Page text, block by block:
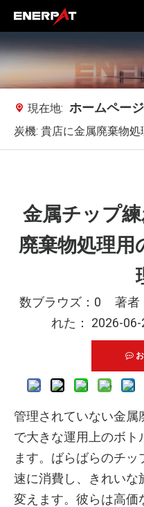
現在地: ホームページ
炭機: 貴店に金属廃棄物
金属チップ
廃棄物処理用
数ブラウズ： 0 著者
れた： 2026-
管理されていない金属
で大きな運用上のボト
ます。ばらばらのチ
速に消費し、きれいな
変えます。彼らは高価